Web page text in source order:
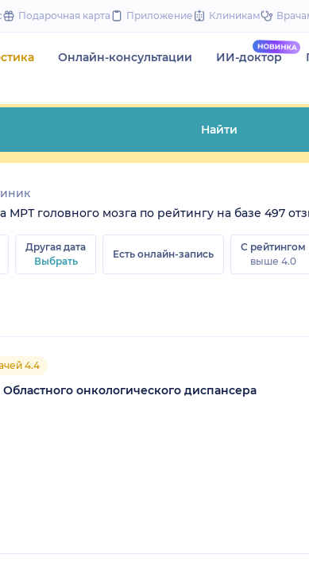
to
Подарочная карта Приложение Клиникам
Онлайн-консультации ИИ-доктор
Найти
головного мозга по рейтингу на базе 497
Другая дата
Выбрать
Есть онлайн-запись
С рейтингом
выше 4.0
4.4
онкологического диспансера